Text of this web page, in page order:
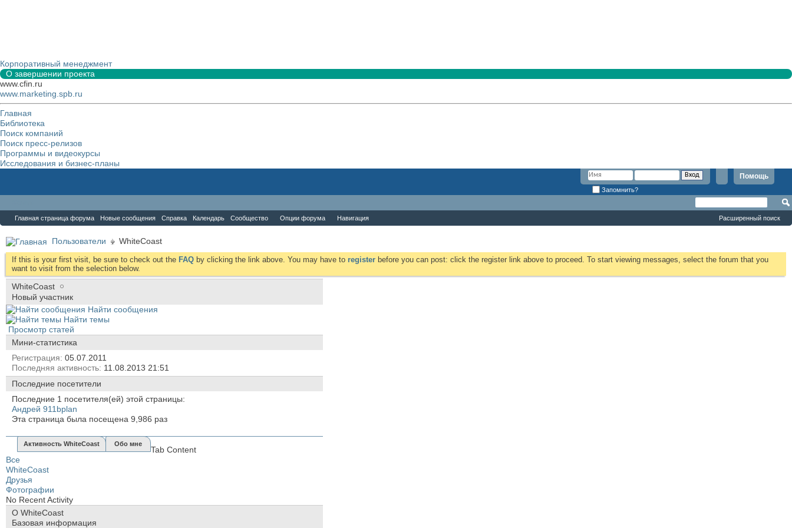
Корпоративный менеджмент
О завершении проекта
www.cfin.ru
www.marketing.spb.ru
Главная
Библиотека
Поиск компаний
Поиск пресс-релизов
Программы и видеокурсы
Исследования и бизнес-планы
Помощь
Запомнить?
Главная страница форума Новые сообщения Справка Календарь Сообщество Опции форума Навигация Расширенный поиск
Пользователи WhiteCoast
If this is your first visit, be sure to check out the FAQ by clicking the link above. You may have to register before you can post: click the register link above to proceed. To start viewing messages, select the forum that you
want to visit from the selection below.
WhiteCoast
Новый участник
Найти сообщения
Найти темы
Просмотр статей
Мини-статистика
Регистрация 05.07.2011
Последняя активность 11.08.2013 21:51
Последние посетители
Последние 1 посетителя(ей) этой страницы:
Андрей 911bplan
Эта страница была посещена 9,986 раз
Активность WhiteCoast Обо мне
Tab Content
Все
WhiteCoast
Друзья
Фотографии
No Recent Activity
О WhiteCoast
Базовая информация